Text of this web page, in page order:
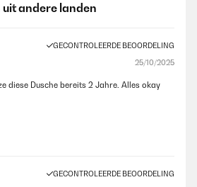
andere landen
GECONTROLEERDE BEOORDELING
25/10/2025
diese Dusche bereits 2 Jahre. Alles okay
GECONTROLEERDE BEOORDELING